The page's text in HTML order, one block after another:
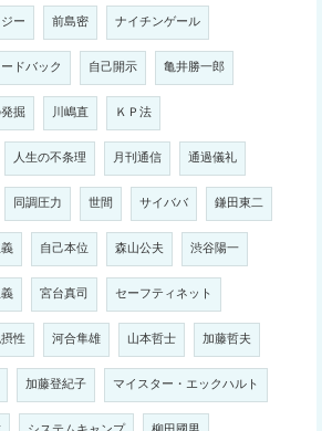
ー 前島密 ナイチンゲール
ドバック 自己開示 亀井勝一郎
掘 川嶋直 ＫＰ法
人生の不条理 月刊通信 通過儀礼
同調圧力 世間 サイババ 鎌田東二
自己本位 森山公夫 渋谷陽一
宮台真司 セーフティネット
性 河合隼雄 山本哲士 加藤哲夫
加藤登紀子 マイスター・エックハルト